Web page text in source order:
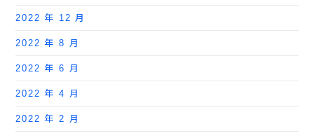
2022 年 12 月
2022 年 8 月
2022 年 6 月
2022 年 4 月
2022 年 2 月